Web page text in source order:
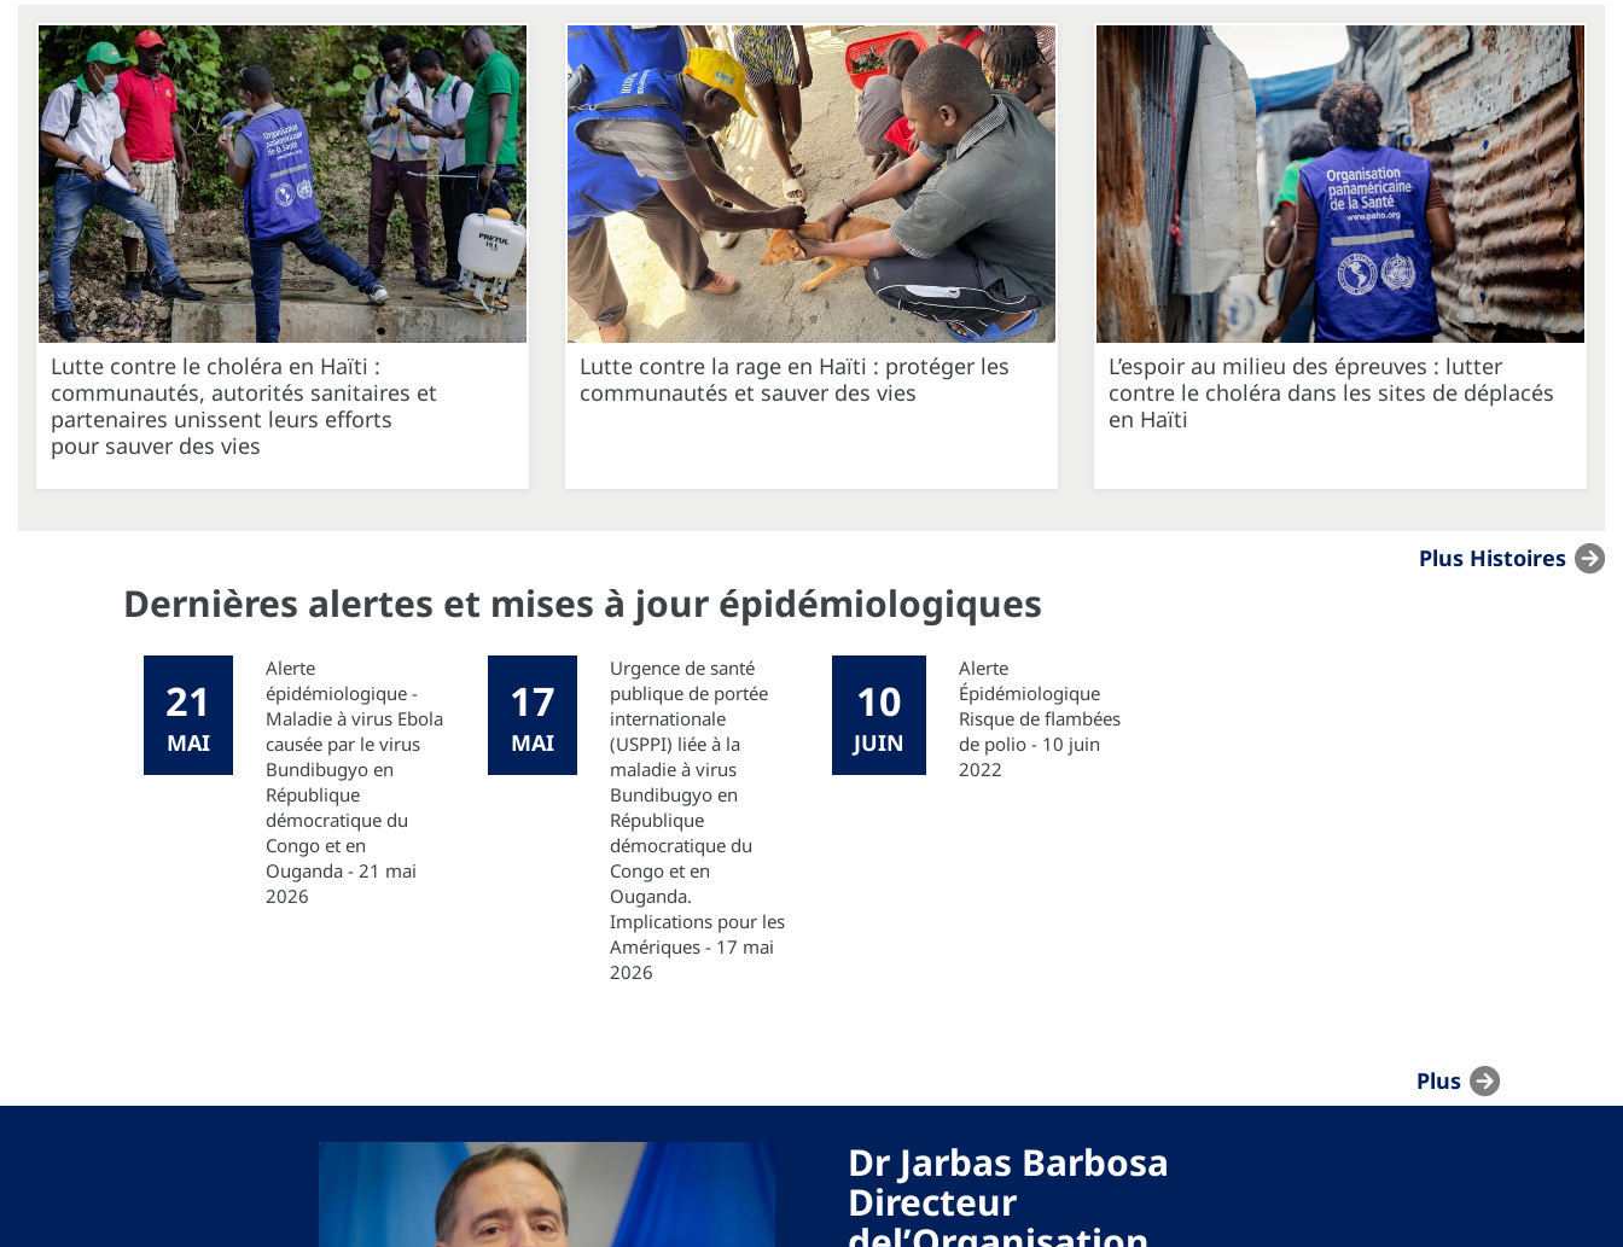
Lutte contre le choléra en Haïti :
communautés, autorités sanitaires et
partenaires unissent leurs efforts
pour sauver des vies
Lutte contre la rage en Haïti : protéger les
communautés et sauver des vies
L’espoir au milieu des épreuves : lutter
contre le choléra dans les sites de déplacés
en Haïti
Plus Histoires
Dernières alertes et mises à jour épidémiologiques
21
MAI
Alerte
épidémiologique -
Maladie à virus Ebola
causée par le virus
Bundibugyo en
République
démocratique du
Congo et en
Ouganda - 21 mai
2026
17
MAI
Urgence de santé
publique de portée
internationale
(USPPI) liée à la
maladie à virus
Bundibugyo en
République
démocratique du
Congo et en
Ouganda.
Implications pour les
Amériques - 17 mai
2026
10
JUIN
Alerte
Épidémiologique
Risque de flambées
de polio - 10 juin
2022
Plus
Dr Jarbas Barbosa
Directeur